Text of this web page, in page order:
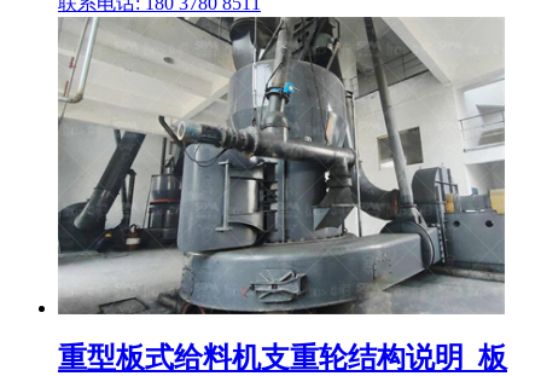
重型板式给料机支重轮结构说明_板